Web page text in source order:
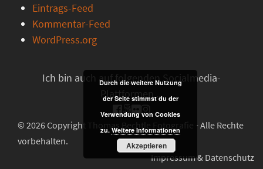
Eintrags-Feed
Kommentar-Feed
WordPress.org
Ich bin auch auf folgenden Socialmedia-
Plattformen ...
© 2026 Copyright Thomas Bechtle Fotografie - Alle Rechte
vorbehalten.
Impressum & Datenschutz
Durch die weitere Nutzung
der Seite stimmst du der
Verwendung von Cookies
zu.Weitere Informationen
Akzeptieren